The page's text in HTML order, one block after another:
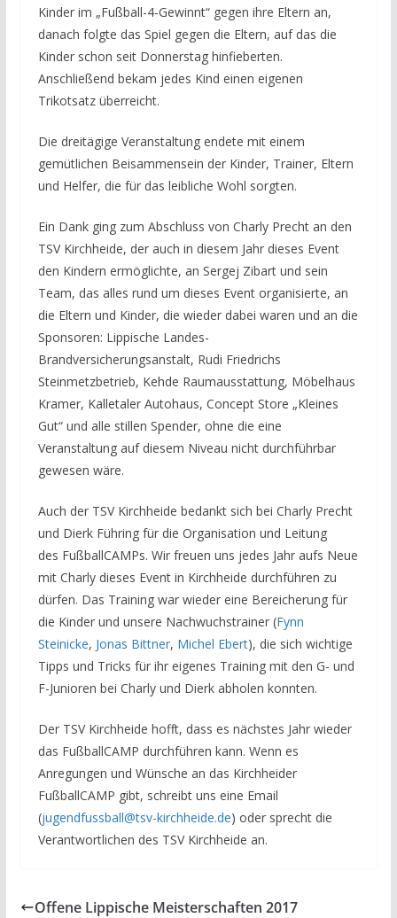
Kinder im „Fußball-4-Gewinnt“ gegen ihre Eltern an,
danach folgte das Spiel gegen die Eltern, auf das die
Kinder schon seit Donnerstag hinfieberten.
Anschließend bekam jedes Kind einen eigenen
Trikotsatz überreicht.
Die dreitägige Veranstaltung endete mit einem
gemütlichen Beisammensein der Kinder, Trainer, Eltern
und Helfer, die für das leibliche Wohl sorgten.
Ein Dank ging zum Abschluss von Charly Precht an den
TSV Kirchheide, der auch in diesem Jahr dieses Event
den Kindern ermöglichte, an Sergej Zibart und sein
Team, das alles rund um dieses Event organisierte, an
die Eltern und Kinder, die wieder dabei waren und an die
Sponsoren: Lippische Landes-
Brandversicherungsanstalt, Rudi Friedrichs
Steinmetzbetrieb, Kehde Raumausstattung, Möbelhaus
Kramer, Kalletaler Autohaus, Concept Store „Kleines
Gut“ und alle stillen Spender, ohne die eine
Veranstaltung auf diesem Niveau nicht durchführbar
gewesen wäre.
Auch der TSV Kirchheide bedankt sich bei Charly Precht
und Dierk Führing für die Organisation und Leitung
des FußballCAMPs. Wir freuen uns jedes Jahr aufs Neue
mit Charly dieses Event in Kirchheide durchführen zu
dürfen. Das Training war wieder eine Bereicherung für
die Kinder und unsere Nachwuchstrainer (Fynn
Steinicke, Jonas Bittner, Michel Ebert), die sich wichtige
Tipps und Tricks für ihr eigenes Training mit den G- und
F-Junioren bei Charly und Dierk abholen konnten.
Der TSV Kirchheide hofft, dass es nächstes Jahr wieder
das FußballCAMP durchführen kann. Wenn es
Anregungen und Wünsche an das Kirchheider
FußballCAMP gibt, schreibt uns eine Email
(jugendfussball@tsv-kirchheide.de) oder sprecht die
Verantwortlichen des TSV Kirchheide an.
Offene Lippische Meisterschaften 2017